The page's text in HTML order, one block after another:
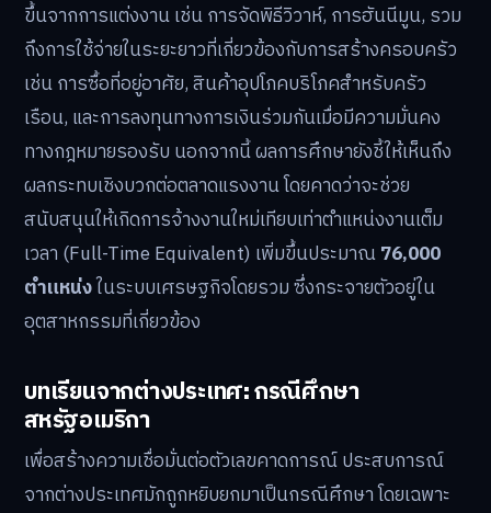
ขึ้นจากการแต่งงาน เช่น การจัดพิธีวิวาห์, การฮันนีมูน, รวม
ถึงการใช้จ่ายในระยะยาวที่เกี่ยวข้องกับการสร้างครอบครัว
เช่น การซื้อที่อยู่อาศัย, สินค้าอุปโภคบริโภคสำหรับครัว
เรือน, และการลงทุนทางการเงินร่วมกันเมื่อมีความมั่นคง
ทางกฎหมายรองรับ นอกจากนี้ ผลการศึกษายังชี้ให้เห็นถึง
ผลกระทบเชิงบวกต่อตลาดแรงงาน โดยคาดว่าจะช่วย
สนับสนุนให้เกิดการจ้างงานใหม่เทียบเท่าตำแหน่งงานเต็ม
เวลา (Full-Time Equivalent) เพิ่มขึ้นประมาณ76,000
ตำแหน่งในระบบเศรษฐกิจโดยรวม ซึ่งกระจายตัวอยู่ใน
อุตสาหกรรมที่เกี่ยวข้อง
บทเรียนจากต่างประเทศ: กรณีศึกษา
สหรัฐอเมริกา
เพื่อสร้างความเชื่อมั่นต่อตัวเลขคาดการณ์ ประสบการณ์
จากต่างประเทศมักถูกหยิบยกมาเป็นกรณีศึกษา โดยเฉพาะ